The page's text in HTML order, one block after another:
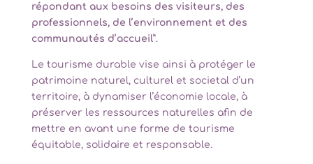
répondant aux besoins des visiteurs, des
professionnels, de l’environnement et des
communautés d’accueil”.
Le tourisme durable vise ainsi à protéger le
patrimoine naturel, culturel et societal d’un
territoire, à dynamiser l’économie locale, à
préserver les ressources naturelles afin de
mettre en avant une forme de tourisme
équitable, solidaire et responsable.